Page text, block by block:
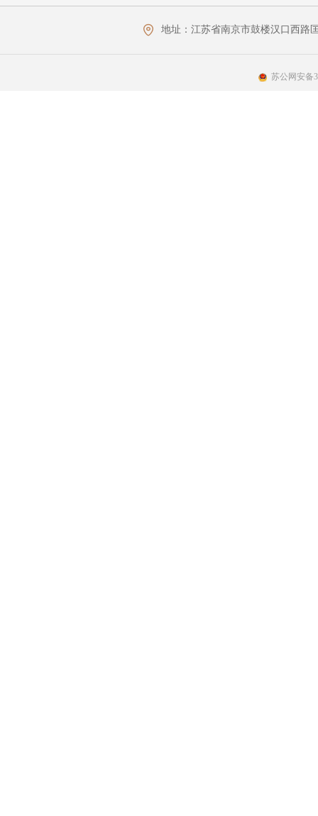
地址： 江苏省南京市鼓楼汉口西路
苏公网安备